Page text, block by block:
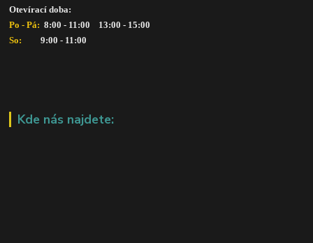
Otevírací doba:
Po - Pá: 8:00 - 11:00    13:00 - 15:00
So:
      9:00 - 11:00
Kde nás najdete: